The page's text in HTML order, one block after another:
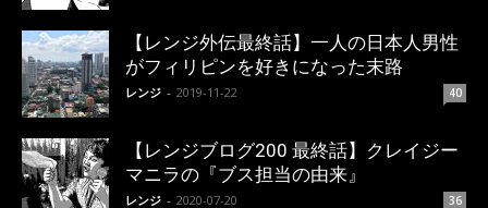
【レンジ外伝最終話】一人の日本人男性
がフィリピンを好きになった末路
レンジ - 2019-11-22 40
【レンジブログ200 最終話】クレイジー
マニラの『ブス担当の由来』
レンジ - 2020-07-20 36